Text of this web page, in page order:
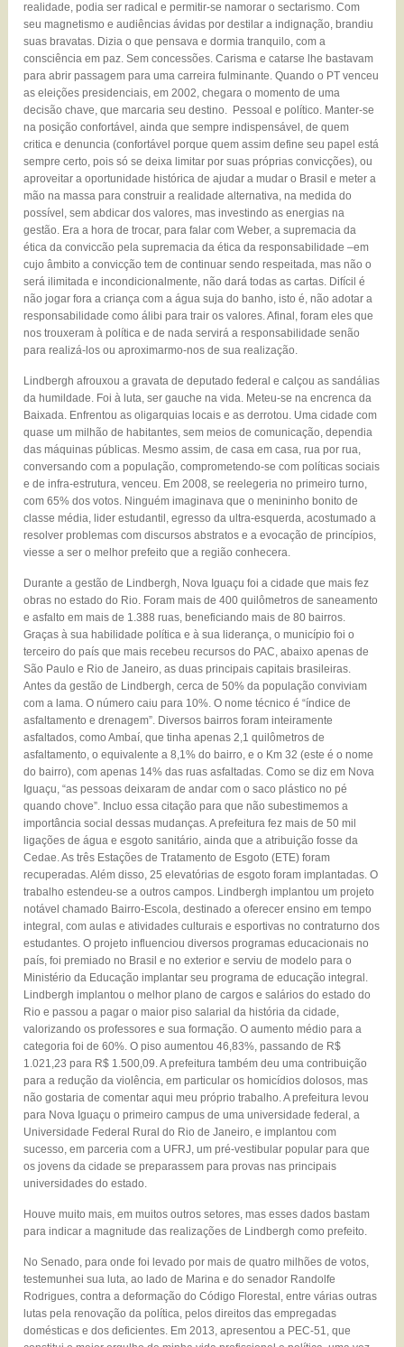
realidade, podia ser radical e permitir-se namorar o sectarismo. Com
seu magnetismo e audiências ávidas por destilar a indignação, brandiu
suas bravatas. Dizia o que pensava e dormia tranquilo, com a
consciência em paz. Sem concessões. Carisma e catarse lhe bastavam
para abrir passagem para uma carreira fulminante. Quando o PT venceu
as eleições presidenciais, em 2002, chegara o momento de uma
decisão chave, que marcaria seu destino. Pessoal e político. Manter-se
na posição confortável, ainda que sempre indispensável, de quem
critica e denuncia (confortável porque quem assim define seu papel está
sempre certo, pois só se deixa limitar por suas próprias convicções), ou
aproveitar a oportunidade histórica de ajudar a mudar o Brasil e meter a
mão na massa para construir a realidade alternativa, na medida do
possível, sem abdicar dos valores, mas investindo as energias na
gestão. Era a hora de trocar, para falar com Weber, a supremacia da
ética da conviccão pela supremacia da ética da responsabilidade –em
cujo âmbito a convicção tem de continuar sendo respeitada, mas não o
será ilimitada e incondicionalmente, não dará todas as cartas. Difícil é
não jogar fora a criança com a água suja do banho, isto é, não adotar a
responsabilidade como álibi para trair os valores. Afinal, foram eles que
nos trouxeram à política e de nada servirá a responsabilidade senão
para realizá-los ou aproximarmo-nos de sua realização.
Lindbergh afrouxou a gravata de deputado federal e calçou as sandálias
da humildade. Foi à luta, ser gauche na vida. Meteu-se na encrenca da
Baixada. Enfrentou as oligarquias locais e as derrotou. Uma cidade com
quase um milhão de habitantes, sem meios de comunicação, dependia
das máquinas públicas. Mesmo assim, de casa em casa, rua por rua,
conversando com a população, comprometendo-se com políticas sociais
e de infra-estrutura, venceu. Em 2008, se reelegeria no primeiro turno,
com 65% dos votos. Ninguém imaginava que o menininho bonito de
classe média, lider estudantil, egresso da ultra-esquerda, acostumado a
resolver problemas com discursos abstratos e a evocação de princípios,
viesse a ser o melhor prefeito que a região conhecera.
Durante a gestão de Lindbergh, Nova Iguaçu foi a cidade que mais fez
obras no estado do Rio. Foram mais de 400 quilômetros de saneamento
e asfalto em mais de 1.388 ruas, beneficiando mais de 80 bairros.
Graças à sua habilidade política e à sua liderança, o município foi o
terceiro do país que mais recebeu recursos do PAC, abaixo apenas de
São Paulo e Rio de Janeiro, as duas principais capitais brasileiras.
Antes da gestão de Lindbergh, cerca de 50% da população conviviam
com a lama. O número caiu para 10%. O nome técnico é “índice de
asfaltamento e drenagem”. Diversos bairros foram inteiramente
asfaltados, como Ambaí, que tinha apenas 2,1 quilômetros de
asfaltamento, o equivalente a 8,1% do bairro, e o Km 32 (este é o nome
do bairro), com apenas 14% das ruas asfaltadas. Como se diz em Nova
Iguaçu, “as pessoas deixaram de andar com o saco plástico no pé
quando chove”. Incluo essa citação para que não subestimemos a
importância social dessas mudanças. A prefeitura fez mais de 50 mil
ligações de água e esgoto sanitário, ainda que a atribuição fosse da
Cedae. As três Estações de Tratamento de Esgoto (ETE) foram
recuperadas. Além disso, 25 elevatórias de esgoto foram implantadas. O
trabalho estendeu-se a outros campos. Lindbergh implantou um projeto
notável chamado Bairro-Escola, destinado a oferecer ensino em tempo
integral, com aulas e atividades culturais e esportivas no contraturno dos
estudantes. O projeto influenciou diversos programas educacionais no
país, foi premiado no Brasil e no exterior e serviu de modelo para o
Ministério da Educação implantar seu programa de educação integral.
Lindbergh implantou o melhor plano de cargos e salários do estado do
Rio e passou a pagar o maior piso salarial da história da cidade,
valorizando os professores e sua formação. O aumento médio para a
categoria foi de 60%. O piso aumentou 46,83%, passando de R$
1.021,23 para R$ 1.500,09. A prefeitura também deu uma contribuição
para a redução da violência, em particular os homicídios dolosos, mas
não gostaria de comentar aqui meu próprio trabalho. A prefeitura levou
para Nova Iguaçu o primeiro campus de uma universidade federal, a
Universidade Federal Rural do Rio de Janeiro, e implantou com
sucesso, em parceria com a UFRJ, um pré-vestibular popular para que
os jovens da cidade se preparassem para provas nas principais
universidades do estado.
Houve muito mais, em muitos outros setores, mas esses dados bastam
para indicar a magnitude das realizações de Lindbergh como prefeito.
No Senado, para onde foi levado por mais de quatro milhões de votos,
testemunhei sua luta, ao lado de Marina e do senador Randolfe
Rodrigues, contra a deformação do Código Florestal, entre várias outras
lutas pela renovação da política, pelos direitos das empregadas
domésticas e dos deficientes. Em 2013, apresentou a PEC-51, que